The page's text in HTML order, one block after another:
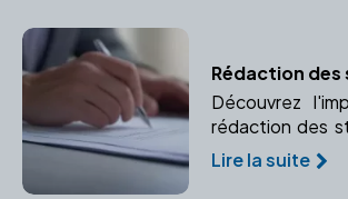
Découvrez
rédaction des
entreprise et
appel à un
Lire la suite